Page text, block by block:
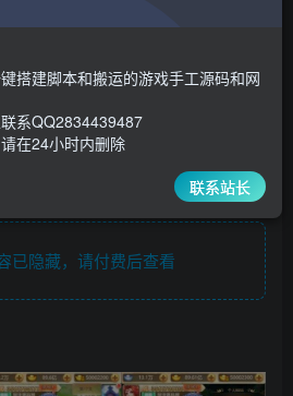
至尊会员￥1
隐藏，请付费后查看
搭建脚本和搬运的游戏手工源码和网
系QQ2834439487
在24小时内删除
联系站长